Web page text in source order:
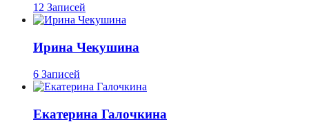
12 Записей
Ирина Чекушина
6 Записей
Екатерина Галочкина